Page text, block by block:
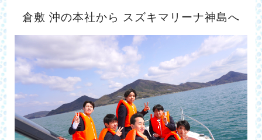
倉敷 沖の本社から スズキマリーナ神島へ